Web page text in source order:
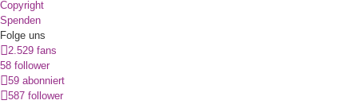
Copyright
Spenden
Folge uns
2.529 fans
58 follower
59 abonniert
587 follower